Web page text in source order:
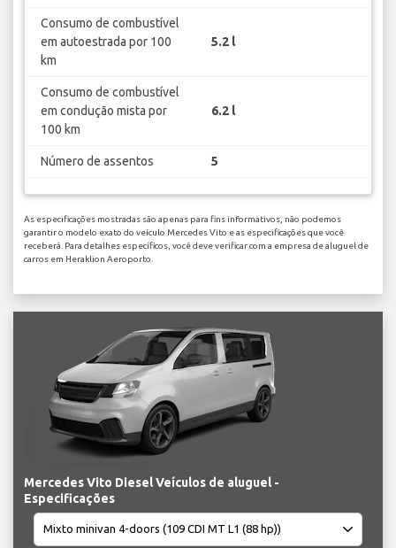
Consumo de combustível
em autoestrada por 100
km
5.2 l
Consumo de combustível
em condução mista por
100 km
6.2 l
Número de assentos 5
As especificações mostradas são apenas para fins informativos, não podemos
garantir o modelo exato do veículo Mercedes Vito e as especificações que você
receberá. Para detalhes específicos, você deve verificar com a empresa de aluguel de
carros em Heraklion Aeroporto.
Mercedes Vito Diesel Veículos de aluguel -
Especificações